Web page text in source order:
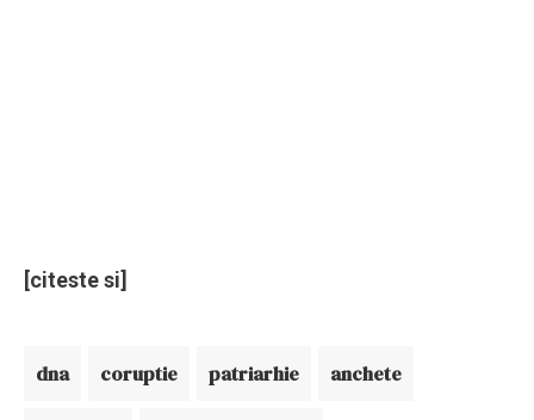
[citeste si]
dna coruptie patriarhie anchete